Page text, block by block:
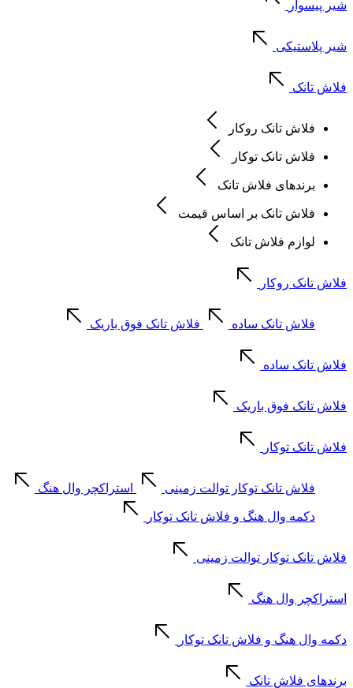
شیر پیسوار
شیر پلاستیکی
فلاش تانک
فلاش تانک روکار
فلاش تانک توکار
برندهای فلاش تانک
فلاش تانک بر اساس قیمت
لوازم فلاش تانک
فلاش تانک روکار
فلاش تانک ساده فلاش تانک فوق باریک
فلاش تانک ساده
فلاش تانک فوق باریک
فلاش تانک توکار
فلاش تانک توکار توالت زمینی استراکچر وال هنگ
دکمه وال هنگ و فلاش تانک توکار
فلاش تانک توکار توالت زمینی
استراکچر وال هنگ
دکمه وال هنگ و فلاش تانک توکار
برندهای فلاش تانک